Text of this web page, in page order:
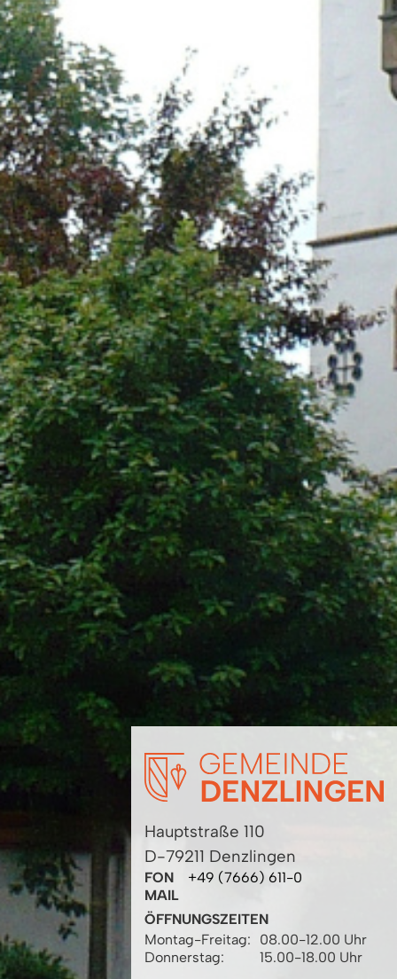
Hauptstraße 110
D-79211 Denzlingen
FON
+49 (7666) 611-0
MAIL
ÖFFNUNGSZEITEN
Montag-Freitag:
08.00-12.00 Uhr
Donnerstag:
15.00-18.00 Uhr